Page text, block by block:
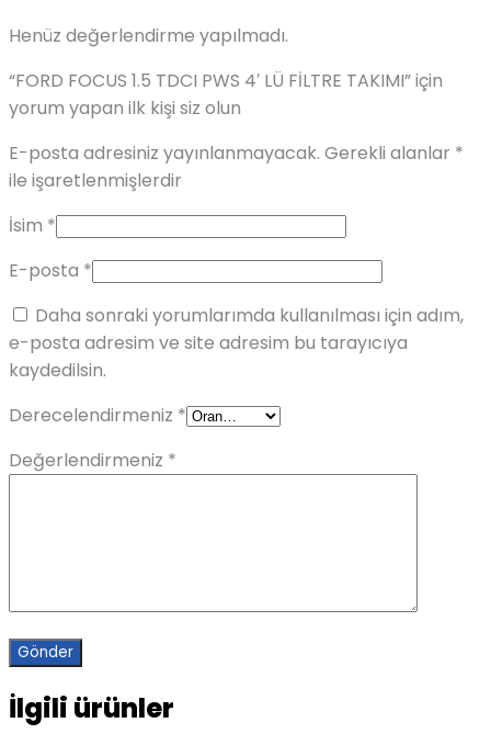
Henüz değerlendirme yapılmadı.
“FORD FOCUS 1.5 TDCI PWS 4′ LÜ FİLTRE TAKIMI” için
yorum yapan ilk kişi siz olun
E-posta adresiniz yayınlanmayacak. Gerekli alanlar *
ile işaretlenmişlerdir
İsim *
E-posta *
Daha sonraki yorumlarımda kullanılması için adım,
e-posta adresim ve site adresim bu tarayıcıya
kaydedilsin.
Derecelendirmeniz *
Değerlendirmeniz *
İlgili ürünler